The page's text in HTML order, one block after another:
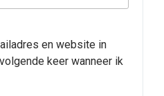
en website in
keer wanneer ik